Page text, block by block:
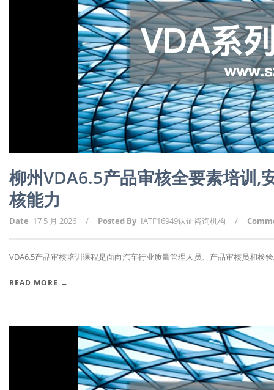
柳州VDA6.5产品审核全要素培训,
核能力
Date 17 5 月 2026 / Posted By IATF16949认证咨询机构 /
VDA6.5产品审核培训课程是面向汽车行业质量管理人员、产品审核员和检
READ MORE →